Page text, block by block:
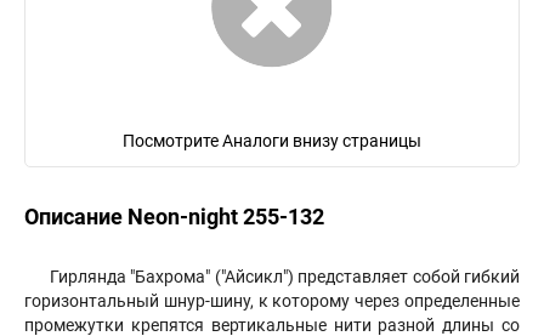
Посмотрите Аналоги внизу страницы
Описание Neon-night 255-132
Гирлянда "Бахрома" ("Айсикл") представляет собой гибкий
горизонтальный шнур-шину, к которому через определенные
промежутки крепятся вертикальные нити разной длины со